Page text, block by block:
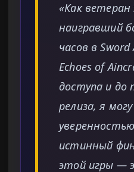
«Как ветеран
наигравший
часов в
Echoes of
доступа и до
релиза, я
истинный
этой игры —